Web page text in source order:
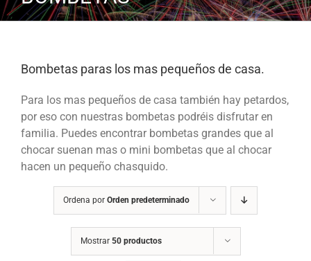
Bombetas paras los mas pequeños de casa.
Para los mas pequeños de casa también hay petardos,
por eso con nuestras bombetas podréis disfrutar en
familia. Puedes encontrar bombetas grandes que al
chocar suenan mas o mini bombetas que al chocar
hacen un pequeño chasquido.
Ordena por Orden predeterminado
Mostrar 50 productos